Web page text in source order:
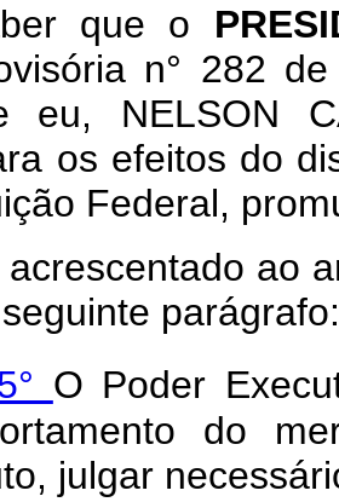
que o
n° 282
eu, NELSON
os efeitos do
Federal,
acrescentado ao
parágrafo:
O Poder
do
julgar